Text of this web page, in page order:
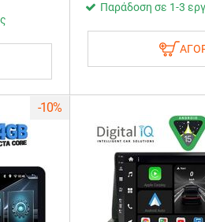
Παράδοση σε 1-3
-10%